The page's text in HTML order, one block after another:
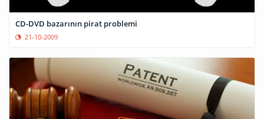
CD-DVD bazarının pirat problemi
21-10-2009